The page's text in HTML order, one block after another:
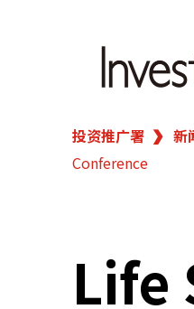
繁 简
香港营
新闻
投资推广署 新
Conference
Life